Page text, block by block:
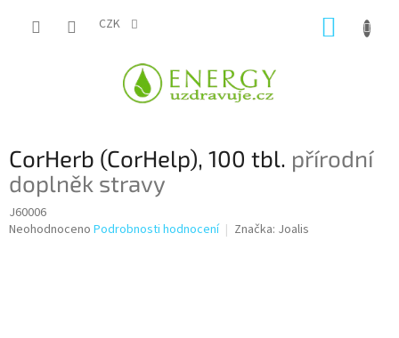
CZK
CorHerb (CorHelp), 100 tbl. přírodní
doplněk stravy
J60006
Průměrné
Neohodnoceno Podrobnosti hodnocení Značka: Joalis